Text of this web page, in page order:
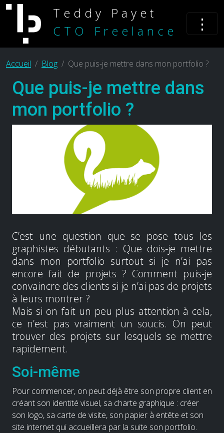
Teddy Payet
CTO Freelance
⋮
Accueil Blog Que puis-je mettre dans mon portfolio ?
Que puis-je mettre dans
mon portfolio ?
C’est une question que se pose tous les
graphistes débutants : Que dois-je mettre
dans mon portfolio surtout si je n’ai pas
encore fait de projets ? Comment puis-je
convaincre des clients si je n’ai pas de projets
à leurs montrer ?
Mais si on fait un peu plus attention à cela,
ce n’est pas vraiment un soucis. On peut
trouver des projets sur lesquels se mettre
rapidement.
Soi-même
Pour commencer, on peut déjà être son propre client en
créant son identité visuel, sa charte graphique : créer
son logo, sa carte de visite, son papier à entête et son
site internet qui accueillera par la suite son portfolio.